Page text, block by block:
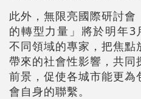
此外，無限亮國際研討
的轉型力量」將於明年
不同領域的專家，把焦
帶來的社會性影響，共
前景，促使各城市能更為
會自身的聯繫。